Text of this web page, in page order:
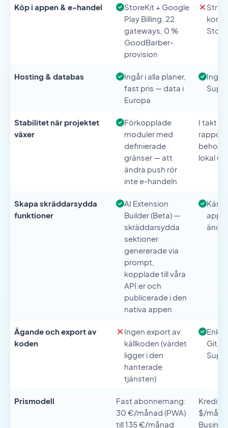
Köp i appen & e-handel
StoreKit + Google
Play Billing, 22
gateways, 0 %
GoodBarber-
provision
Hosting & databas
Ingår i alla planer,
fast pris — data i
Europa
Ingår
Stabilitet när projektet
växer
Förkopplade
moduler med
definierade
gränser — att
ändra push rör
inte e-handeln
I takt
behov
lokal
Skapa skräddarsydda
funktioner
AI Extension
Builder (Beta) —
skräddarsydda
sektioner
genererade via
prompt,
kopplade till våra
API:er och
publicerade i den
nativa appen
Ägande och export av
koden
Ingen export av
källkoden (värdet
ligger i den
hanterade
tjänsten)
Prismodell
Fast abonnemang:
30 €/månad (PWA)
till 135 €/månad
$/